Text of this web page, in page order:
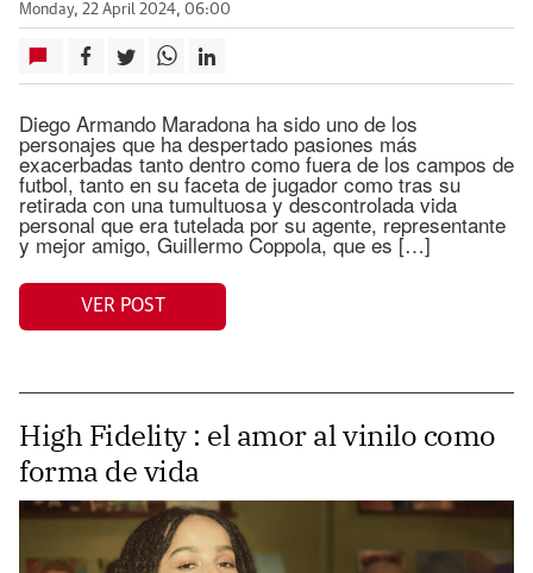
Monday, 22 April 2024, 06:00
Diego Armando Maradona ha sido uno de los
personajes que ha despertado pasiones más
exacerbadas tanto dentro como fuera de los campos de
futbol, tanto en su faceta de jugador como tras su
retirada con una tumultuosa y descontrolada vida
personal que era tutelada por su agente, representante
y mejor amigo, Guillermo Coppola, que es […]
VER POST
High Fidelity : el amor al vinilo como
forma de vida